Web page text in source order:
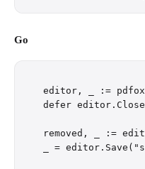
Go
editor, _ :=
defer
removed, _ :=